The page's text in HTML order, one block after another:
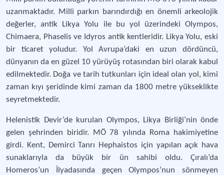
uzanmaktadır. Milli parkın barındırdığı en önemli arkeolojik
değerler, antik Likya Yolu ile bu yol üzerindeki Olympos,
Chimaera, Phaselis ve Idyros antik kentleridir. Likya Yolu, eski
bir ticaret yoludur. Yol Avrupa’daki en uzun dördüncü,
dünyanın da en güzel 10 yürüyüş rotasından biri olarak kabul
edilmektedir. Doğa ve tarih tutkunları için ideal olan yol, kimi
zaman kıyı şeridinde kimi zaman da 1800 metre yükseklikte
seyretmektedir.
Helenistik Devir’de kurulan Olympos, Likya Birliği’nin önde
gelen şehrinden biridir. MÖ 78 yılında Roma hakimiyetine
girdi. Kent, Demirci Tanrı Hephaistos için yapılan açık hava
sunaklarıyla da büyük bir ün sahibi oldu. Çıralı’da
Homeros’un İlyadasında geçen Olympos’nun sönmeyen